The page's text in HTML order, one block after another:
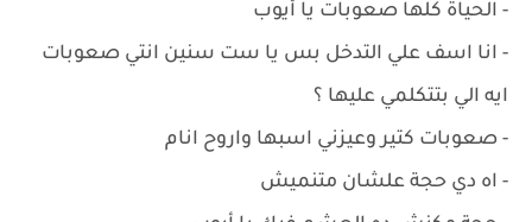
- الحياة كلها صعوبات يا أيوب
- انا اسف علي التدخل بس يا ست سنين انتي صعوبات
ايه الي بتتكلمي عليها ؟
- صعوبات كتير وعيزني اسبها واروح انام
- اه دي حجة علشان متنميش